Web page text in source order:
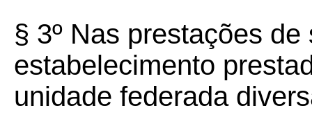
§ 3º Nas prestações
estabelecimento
unidade federada